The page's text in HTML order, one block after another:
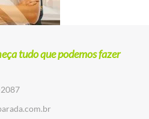
tudo que podemos fazer